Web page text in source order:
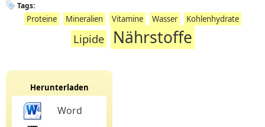
Tags:
Proteine Mineralien Vitamine Wasser Kohlenhydrate
Lipide Nährstoffe
Herunterladen
Word